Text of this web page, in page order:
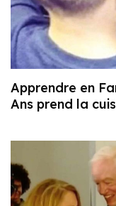
Apprendre en
Ans prend la